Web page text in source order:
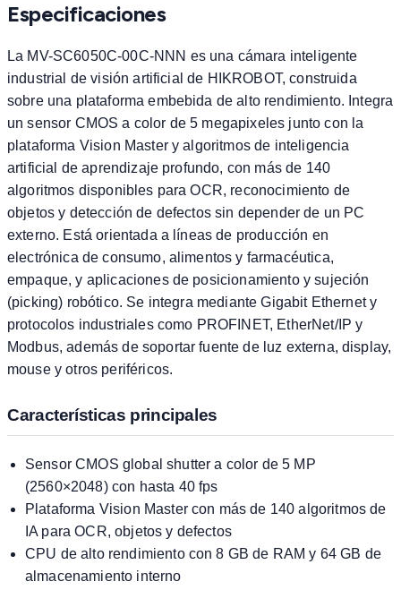
Especificaciones
La MV-SC6050C-00C-NNN es una cámara inteligente
industrial de visión artificial de HIKROBOT, construida
sobre una plataforma embebida de alto rendimiento. Integra
un sensor CMOS a color de 5 megapixeles junto con la
plataforma Vision Master y algoritmos de inteligencia
artificial de aprendizaje profundo, con más de 140
algoritmos disponibles para OCR, reconocimiento de
objetos y detección de defectos sin depender de un PC
externo. Está orientada a líneas de producción en
electrónica de consumo, alimentos y farmacéutica,
empaque, y aplicaciones de posicionamiento y sujeción
(picking) robótico. Se integra mediante Gigabit Ethernet y
protocolos industriales como PROFINET, EtherNet/IP y
Modbus, además de soportar fuente de luz externa, display,
mouse y otros periféricos.
Características principales
Sensor CMOS global shutter a color de 5 MP
(2560×2048) con hasta 40 fps
Plataforma Vision Master con más de 140 algoritmos de
IA para OCR, objetos y defectos
CPU de alto rendimiento con 8 GB de RAM y 64 GB de
almacenamiento interno